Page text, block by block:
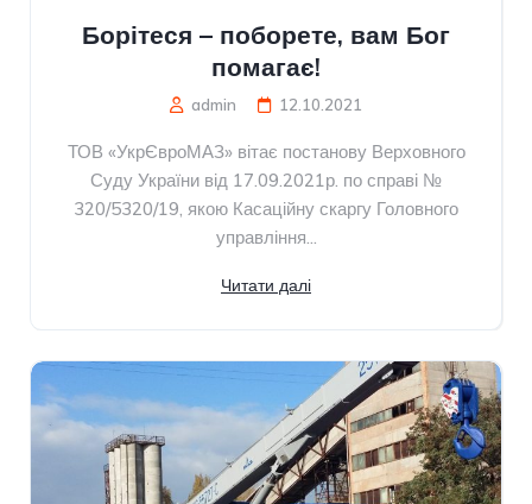
Борітеся – поборете, вам Бог
помагає!
admin 12.10.2021
ТОВ «УкрЄвроМАЗ» вітає постанову Верховного
Суду України від 17.09.2021р. по справі №
320/5320/19, якою Касаційну скаргу Головного
управління...
Читати далі